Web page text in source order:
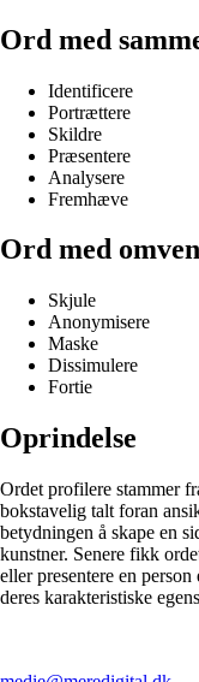
Ord med
Identificere
Portrættere
Skildre
Præsentere
Analysere
Fremhæve
Ord med
Skjule
Anonymisere
Maske
Dissimulere
Fortie
Oprindelse
Ordet profilere stammer
bokstavelig talt foran
betydningen å skape en
kunstner. Senere fikk
eller presentere en
deres karakteristiske